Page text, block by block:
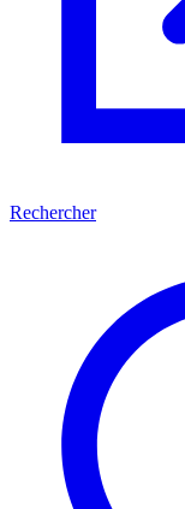
Rechercher